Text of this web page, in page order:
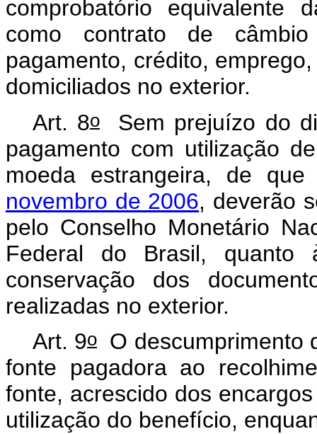
comprobatório equivalente
como contrato de câmbio
pagamento, crédito,
domiciliados no exterior.
Art. 8oSem prejuízo do
pagamento com utilização
moeda estrangeira, de
novembro de 2006, deverão
pelo Conselho Monetário
Federal do Brasil,
conservação dos
realizadas no exterior.
Art. 9o
O descumprimento
fonte pagadora ao
fonte, acrescido dos
utilização do benefício,